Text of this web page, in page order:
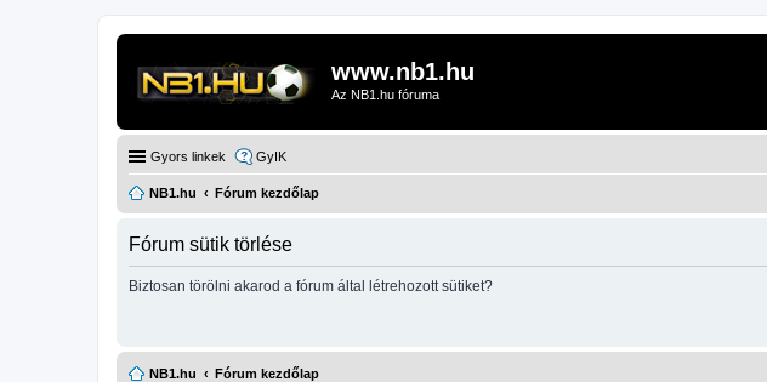
www.nb1.hu
Az NB1.hu fóruma
Gyors linkek GyIK
NB1.hu Fórum kezdőlap
Fórum sütik törlése
Biztosan törölni akarod a fórum által létrehozott sütiket?
NB1.hu Fórum kezdőlap